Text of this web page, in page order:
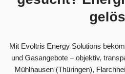
Mit Evoltris Energy Solutions
und Gasangebote – objektiv,
Mühlhausen (Thüringen),